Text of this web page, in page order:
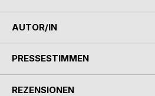
AUTOR/IN
PRESSESTIMMEN
REZENSIONEN